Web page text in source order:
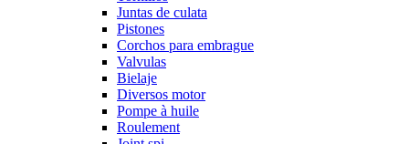
Juntas de culata
Pistones
Corchos para embrague
Valvulas
Bielaje
Diversos motor
Pompe à huile
Roulement